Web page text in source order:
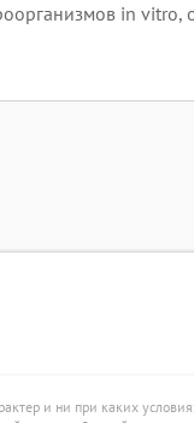
in vitro,
и ни при каких